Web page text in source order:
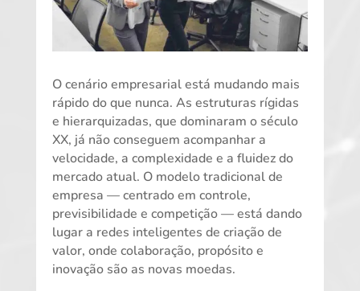
O cenário empresarial está mudando mais
rápido do que nunca. As estruturas rígidas
e hierarquizadas, que dominaram o século
XX, já não conseguem acompanhar a
velocidade, a complexidade e a fluidez do
mercado atual. O modelo tradicional de
empresa — centrado em controle,
previsibilidade e competição — está dando
lugar a redes inteligentes de criação de
valor, onde colaboração, propósito e
inovação são as novas moedas.